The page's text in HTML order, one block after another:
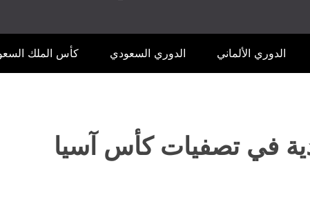
الدوري الألماني الدوري السعودي كأس الملك
في تصفيات كأس آسيا